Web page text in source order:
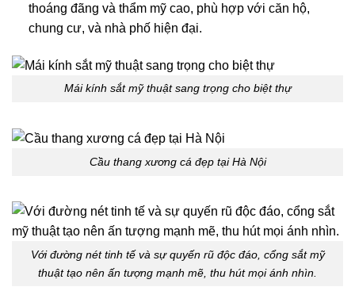
thoáng đãng và thẩm mỹ cao, phù hợp với căn hộ,
chung cư, và nhà phố hiện đại.
Mái kính sắt mỹ thuật sang trọng cho biệt thự
Cầu thang xương cá đẹp tại Hà Nội
Với đường nét tinh tế và sự quyến rũ độc đáo, cổng sắt mỹ
thuật tạo nên ấn tượng mạnh mẽ, thu hút mọi ánh nhìn.